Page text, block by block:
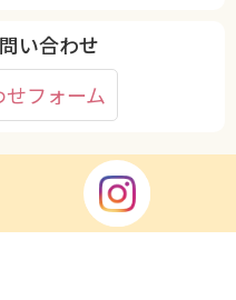
い合わせ
フォーム